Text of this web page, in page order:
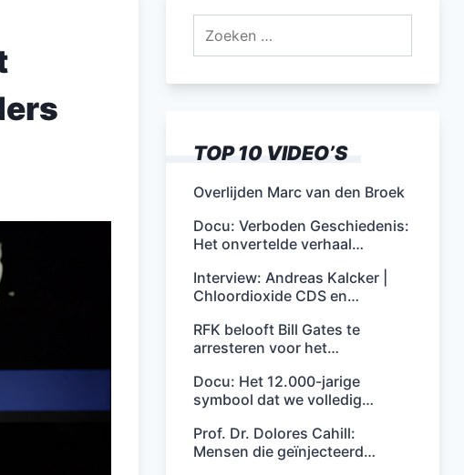
TOP 10 VIDEO’S
Overlijden Marc van den Broek
Docu: Verboden Geschiedenis:
Het onvertelde verhaal…
Interview: Andreas Kalcker |
Chloordioxide CDS en…
RFK belooft Bill Gates te
arresteren voor het…
Docu: Het 12.000-jarige
symbool dat we volledig…
Prof. Dr. Dolores Cahill:
Mensen die geïnjecteerd…